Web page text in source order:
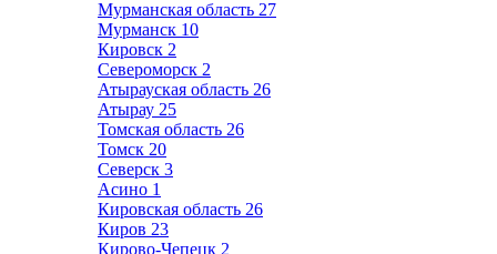
Мурманская область 27
Мурманск 10
Кировск 2
Североморск 2
Атырауская область 26
Атырау 25
Томская область 26
Томск 20
Северск 3
Асино 1
Кировская область 26
Киров 23
Кирово-Чепецк 2